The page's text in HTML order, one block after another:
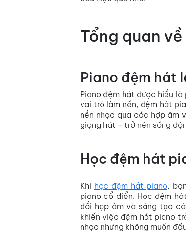
Tổng quan
Piano đệm hát
Piano đệm hát được hiểu
vai trò làm nền, đệm hát
nền nhạc qua các hợp âm
giọng hát - trở nên sống
Học đệm hát
Khi học đệm hát piano,
piano cổ điển. Học đệm
đổi hợp âm và sáng tạo
khiến việc đệm hát piano
nhạc nhưng không muốn